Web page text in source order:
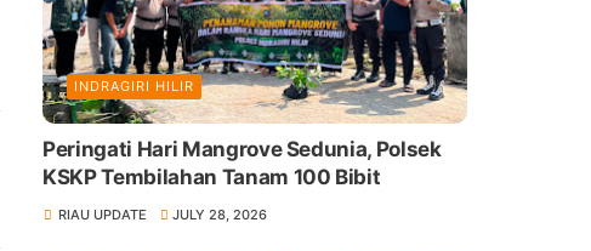
INDRAGIRI HILIR
Peringati Hari Mangrove Sedunia, Polsek
KSKP Tembilahan Tanam 100 Bibit
RIAU UPDATE JULY 28, 2026